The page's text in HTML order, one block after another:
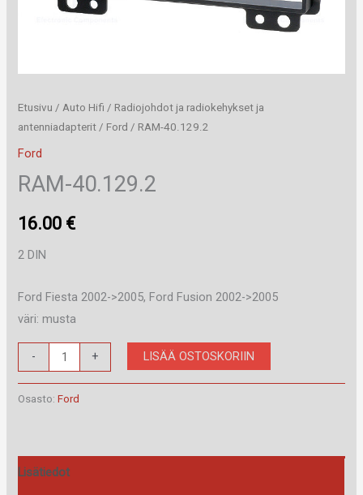
Etusivu / Auto Hifi / Radiojohdot ja radiokehykset ja
antenniadapterit / Ford / RAM-40.129.2
Ford
RAM-40.129.2
16.00 €
2 DIN
Ford Fiesta 2002->2005, Ford Fusion 2002->2005
väri: musta
-
40.129.2
määrä
+ LISÄÄ OSTOSKORIIN
Osasto:Ford
Lisätiedot